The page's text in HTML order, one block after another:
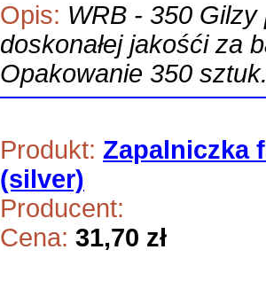
Opis: WRB - 350
doskonałej jakośći za
Opakowanie 350
Produkt: Zapalniczka
(silver)
Producent:
Cena: 31,70 zł